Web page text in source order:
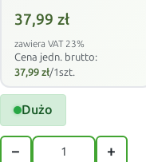
37,99 zł
zawiera VAT 23%
Cena jedn. brutto:
37,99 zł/1szt.
Dużo
− +